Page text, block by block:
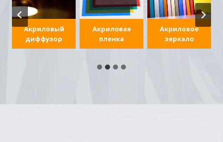
Акриловый
диффузор
Акриловая
пленка
Акриловое
зеркало